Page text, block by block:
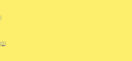
0